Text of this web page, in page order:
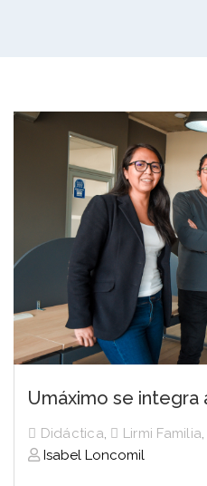
Umáximo se integra
Didáctica, Lirmi Familia,
Isabel Loncomil